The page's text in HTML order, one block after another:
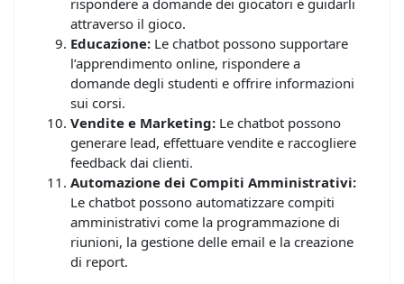
rispondere a domande dei giocatori e guidarli
attraverso il gioco.
Educazione: Le chatbot possono supportare
l’apprendimento online, rispondere a
domande degli studenti e offrire informazioni
sui corsi.
Vendite e Marketing: Le chatbot possono
generare lead, effettuare vendite e raccogliere
feedback dai clienti.
Automazione dei Compiti Amministrativi:
Le chatbot possono automatizzare compiti
amministrativi come la programmazione di
riunioni, la gestione delle email e la creazione
di report.